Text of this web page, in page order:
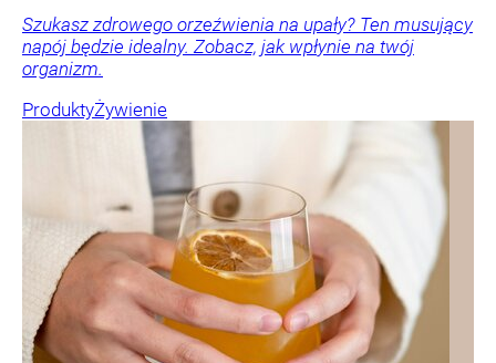
Szukasz zdrowego orzeźwienia na upały? Ten musujący
napój będzie idealny. Zobacz, jak wpłynie na twój
organizm.
ProduktyŻywienie